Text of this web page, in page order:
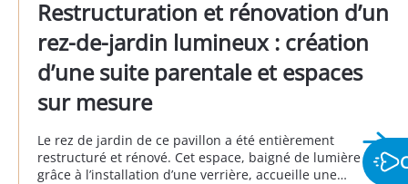
Restructuration et rénovation d’un
rez-de-jardin lumineux : création
d’une suite parentale et espaces
sur mesure
Le rez de jardin de ce pavillon a été entièrement
restructuré et rénové. Cet espace, baigné de lumière
grâce à l’installation d’une verrière, accueille une